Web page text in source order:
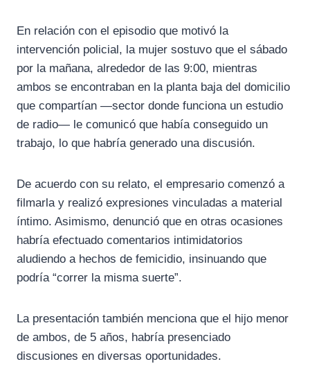
En relación con el episodio que motivó la
intervención policial, la mujer sostuvo que el sábado
por la mañana, alrededor de las 9:00, mientras
ambos se encontraban en la planta baja del domicilio
que compartían —sector donde funciona un estudio
de radio— le comunicó que había conseguido un
trabajo, lo que habría generado una discusión.
De acuerdo con su relato, el empresario comenzó a
filmarla y realizó expresiones vinculadas a material
íntimo. Asimismo, denunció que en otras ocasiones
habría efectuado comentarios intimidatorios
aludiendo a hechos de femicidio, insinuando que
podría “correr la misma suerte”.
La presentación también menciona que el hijo menor
de ambos, de 5 años, habría presenciado
discusiones en diversas oportunidades.